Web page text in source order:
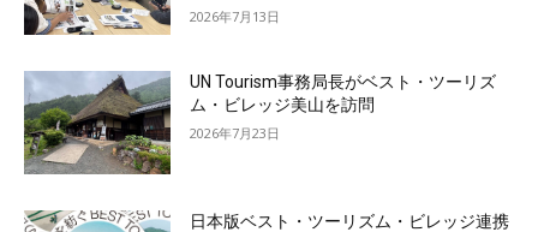
2026年7月13日
UN Tourism事務局長がベスト・ツーリズ
ム・ビレッジ美山を訪問
2026年7月23日
日本版ベスト・ツーリズム・ビレッジ連携